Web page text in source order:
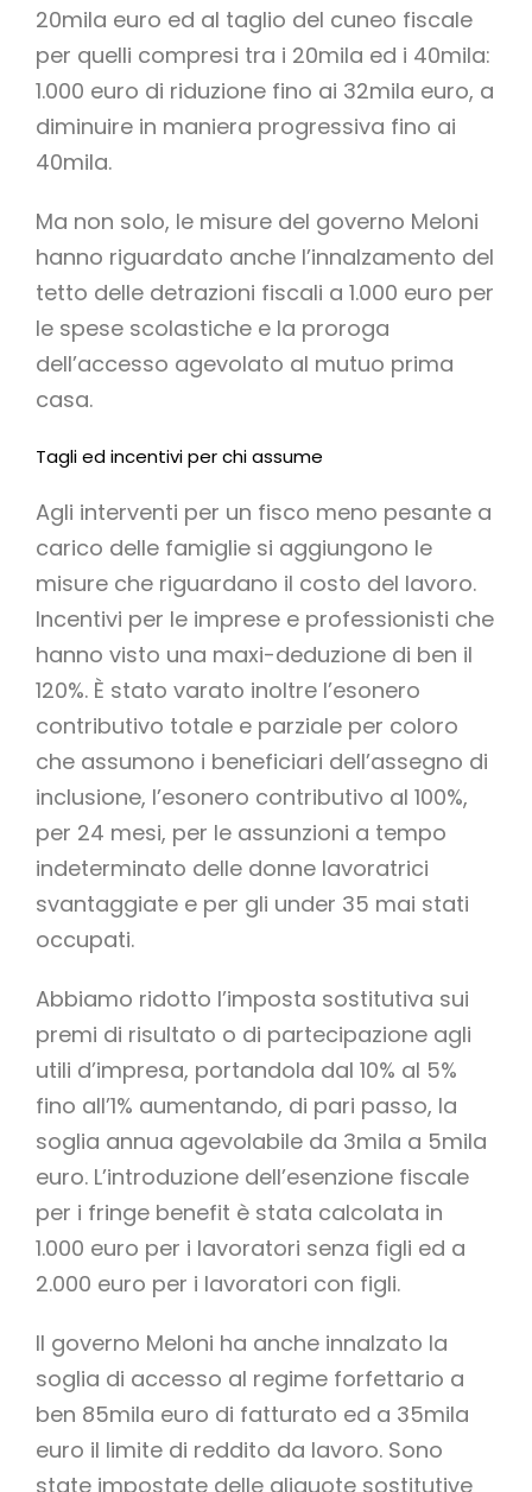
20mila euro ed al taglio del cuneo fiscale
per quelli compresi tra i 20mila ed i 40mila:
1.000 euro di riduzione fino ai 32mila euro, a
diminuire in maniera progressiva fino ai
40mila.
Ma non solo, le misure del governo Meloni
hanno riguardato anche l’innalzamento del
tetto delle detrazioni fiscali a 1.000 euro per
le spese scolastiche e la proroga
dell’accesso agevolato al mutuo prima
casa.
Tagli ed incentivi per chi assume
Agli interventi per un fisco meno pesante a
carico delle famiglie si aggiungono le
misure che riguardano il costo del lavoro.
Incentivi per le imprese e professionisti che
hanno visto una maxi-deduzione di ben il
120%. È stato varato inoltre l’esonero
contributivo totale e parziale per coloro
che assumono i beneficiari dell’assegno di
inclusione, l’esonero contributivo al 100%,
per 24 mesi, per le assunzioni a tempo
indeterminato delle donne lavoratrici
svantaggiate e per gli under 35 mai stati
occupati.
Abbiamo ridotto l’imposta sostitutiva sui
premi di risultato o di partecipazione agli
utili d’impresa, portandola dal 10% al 5%
fino all’1% aumentando, di pari passo, la
soglia annua agevolabile da 3mila a 5mila
euro. L’introduzione dell’esenzione fiscale
per i fringe benefit è stata calcolata in
1.000 euro per i lavoratori senza figli ed a
2.000 euro per i lavoratori con figli.
Il governo Meloni ha anche innalzato la
soglia di accesso al regime forfettario a
ben 85mila euro di fatturato ed a 35mila
euro il limite di reddito da lavoro. Sono
state impostate delle aliquote sostitutive